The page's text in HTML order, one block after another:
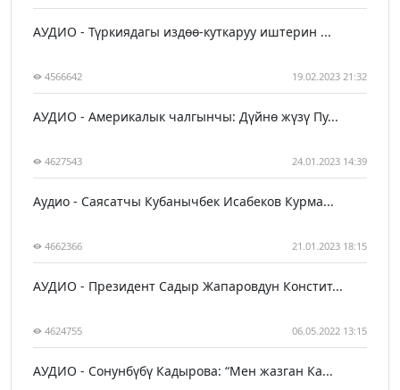
АУДИО - Түркиядагы издөө-куткаруу иштерин ...
4566642 19.02.2023 21:32
АУДИО - Америкалык чалгынчы: Дүйнө жүзү Пу...
4627543 24.01.2023 14:39
Аудио - Саясатчы Кубанычбек Исабеков Курма...
4662366 21.01.2023 18:15
АУДИО - Президент Садыр Жапаровдун Констит...
4624755 06.05.2022 13:15
АУДИО - Сонунбүбү Кадырова: “Мен жазган Ка...